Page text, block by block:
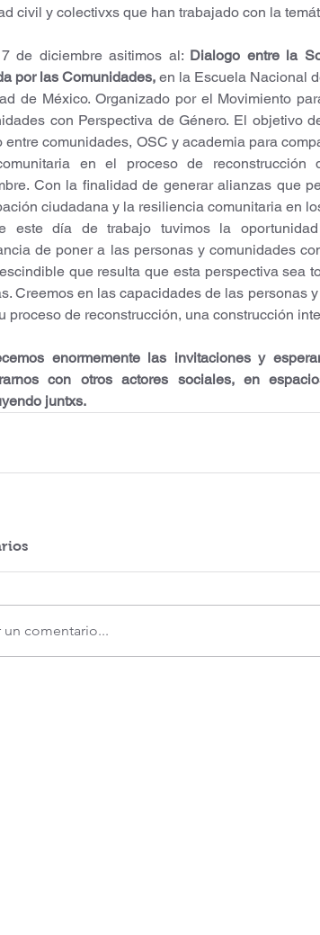
civil y colectivxs que han trabajado con la
de diciembre asitimos al: Dialogo entre la
por las Comunidades, en la Escuela Nacional
de México. Organizado por el Movimiento
con Perspectiva de Género. El objetivo
entre comunidades, OSC y academia para
en el proceso de
Con la finalidad de generar alianzas que
ciudadana y la resiliencia comunitaria en
este día de trabajo tuvimos la
de poner a las personas y comunidades
que resulta que esta perspectiva sea
Creemos en las capacidades de las personas
proceso de reconstrucción, una construcción
enormemente las invitaciones y
con otros actores sociales, en
juntxs.
un comentario...